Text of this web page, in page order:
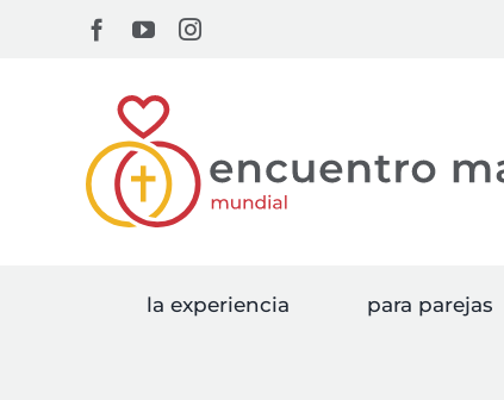
Facebook
YouTubeInstagram
la experiencia para parejas